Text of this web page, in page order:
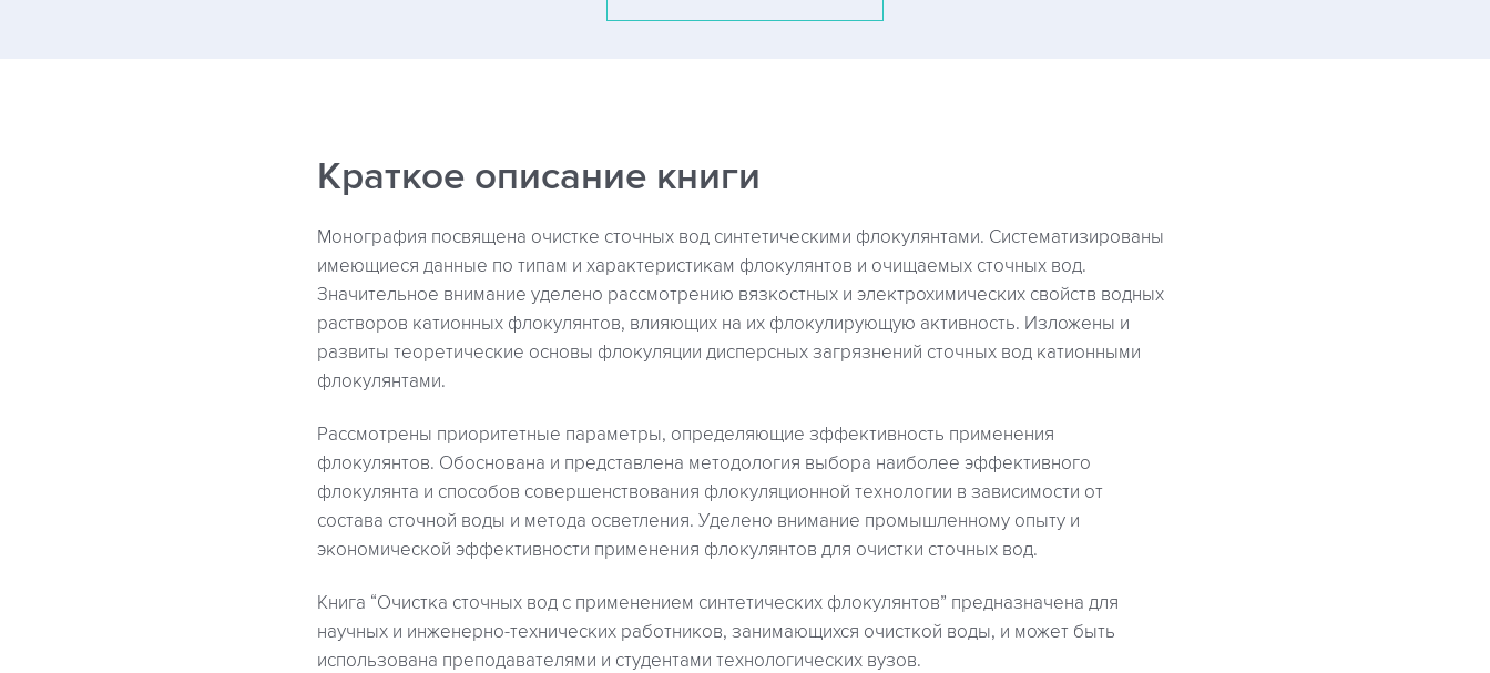
Краткое описание книги
Монография посвящена очистке сточных вод синтетическими флокулянтами. Систематизированы
имеющиеся данные по типам и характеристикам флокулянтов и очищаемых сточных вод.
Значительное внимание уделено рассмотрению вязкостных и электрохимических свойств водных
растворов катионных флокулянтов, влияющих на их флокулирующую активность. Изложены и
развиты теоретические основы флокуляции дисперсных загрязнений сточных вод катионными
флокулянтами.
Рассмотрены приоритетные параметры, определяющие зффективность применения
флокулянтов. Обоснована и представлена методология выбора наиболее эффективного
флокулянта и способов совершенствования флокуляционной технологии в зависимости от
состава сточной воды и метода осветления. Уделено внимание промышленному опыту и
экономической эффективности применения флокулянтов для очистки сточных вод.
Книга “Очистка сточных вод с применением синтетических флокулянтов” предназначена для
научных и инженерно-технических работников, занимающихся очисткой воды, и может быть
использована преподавателями и студентами технологических вузов.